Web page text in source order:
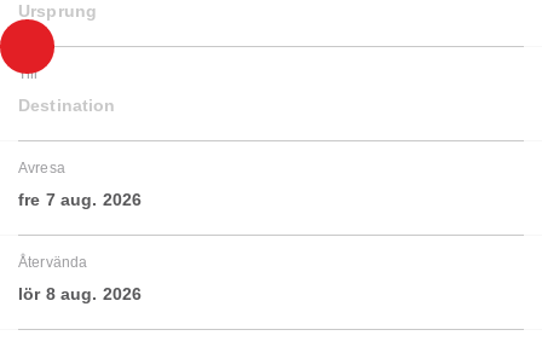
Ursprung
Till
Destination
Avresa
fre 7 aug. 2026
Återvända
lör 8 aug. 2026